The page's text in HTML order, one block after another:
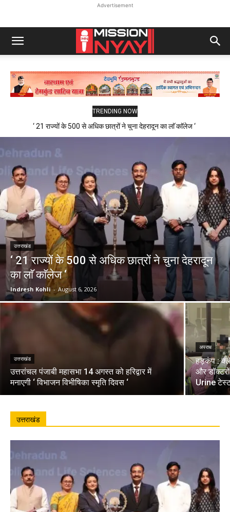
Advertisement
TRENDING NOW
‘ 21 राज्यों के 500 से अधिक छात्रों ने चुना देहरादून का लाॅ काॅलेज ‘
उत्तराखंड
‘ 21 राज्यों के 500 से अधिक छात्रों ने चुना देहरादून
का लाॅ काॅलेज ‘
Indresh Kohli - August 6, 2026
उत्तराखंड
उत्तरांचल पंजाबी महासभा 14 अगस्त को हरिद्वार में
मनाएगी ‘ विभाजन विभीषिका स्मृति दिवस ‘
अपराध
हड़कंप :
और
Urine
उत्तराखंड